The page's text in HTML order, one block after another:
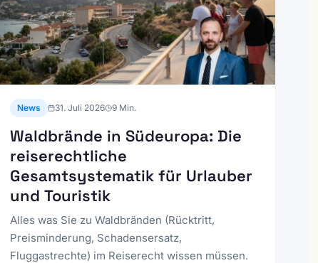
News 31. Juli 2026 9 Min.
Waldbrände in Südeuropa: Die
reiserechtliche
Gesamtsystematik für Urlauber
und Touristik
Alles was Sie zu Waldbränden (Rücktritt,
Preisminderung, Schadensersatz,
Fluggastrechte) im Reiserecht wissen müssen.